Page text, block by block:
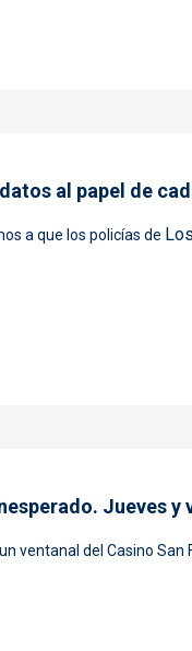
al papel de
a que los policías de
Jueves y
ventanal del Casino San